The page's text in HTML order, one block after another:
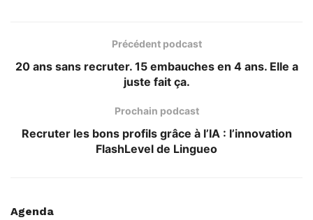
Précédent podcast
20 ans sans recruter. 15 embauches en 4 ans. Elle a
juste fait ça.
Prochain podcast
Recruter les bons profils grâce à l’IA : l’innovation
FlashLevel de Lingueo
Agenda